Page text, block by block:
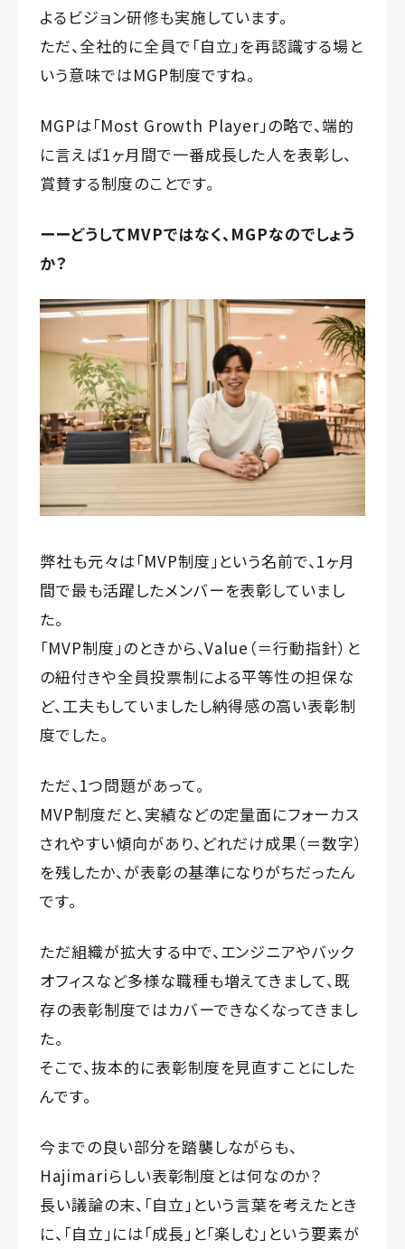
よるビジョン研修も実施しています。
ただ、全社的に全員で「自立」を再認識する場と
いう意味ではMGP制度ですね。
MGPは「Most Growth Player」の略で、端的
に言えば1ヶ月間で一番成長した人を表彰し、
賞賛する制度のことです。
ーーどうしてMVPではなく、MGPなのでしょう
か？
弊社も元々は「MVP制度」という名前で、1ヶ月
間で最も活躍したメンバーを表彰していまし
た。
「MVP制度」のときから、Value（＝行動指針）と
の紐付きや全員投票制による平等性の担保な
ど、工夫もしていましたし納得感の高い表彰制
度でした。
ただ、1つ問題があって。
MVP制度だと、実績などの定量面にフォーカス
されやすい傾向があり、どれだけ成果（＝数字）
を残したか、が表彰の基準になりがちだったん
です。
ただ組織が拡大する中で、エンジニアやバック
オフィスなど多様な職種も増えてきまして、既
存の表彰制度ではカバーできなくなってきまし
た。
そこで、抜本的に表彰制度を見直すことにした
んです。
今までの良い部分を踏襲しながらも、
Hajimariらしい表彰制度とは何なのか？
長い議論の末、「自立」という言葉を考えたとき
に、「自立」には「成長」と「楽しむ」という要素が